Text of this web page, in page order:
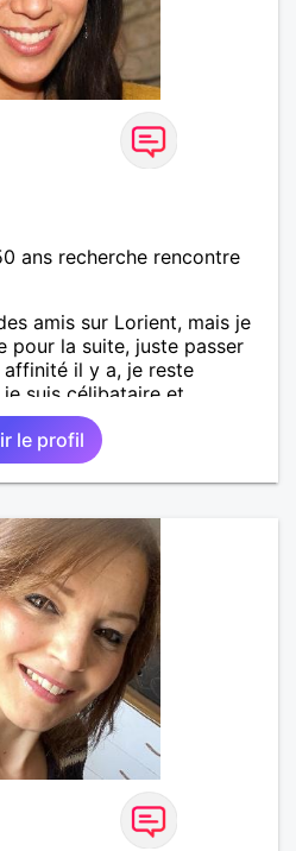
ans recherche rencontre
amis sur Lorient, mais je
pour la suite, juste passer
il y a, je reste
suis célibataire et
le profil